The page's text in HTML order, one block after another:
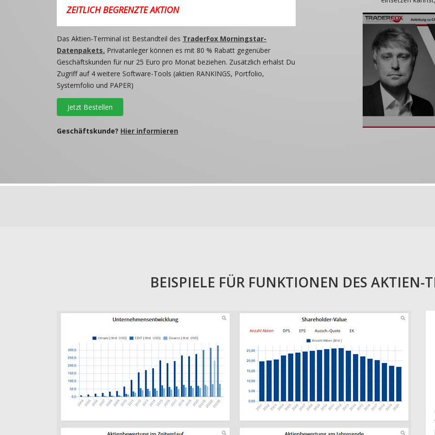
ZEITLICH BEGRENZTE AKTION
Das Aktien-Terminal ist Bestandteil des TraderFox Morningstar-
Datenpakets. Privatanleger können es mit 80 % Rabatt gegenüber
Geschäftskunden für nur 25 Euro pro Monat beziehen. Zusätzlich erhälst Du
Zugriff auf 4 weitere Software-Tools (aktien RANKINGS, Portfolio,
Systemfolio und PAPER)
Jetzt Bestellen
Geschäftskunde? Hier informieren
BEISPIELE FÜR FUNKTIONEN DES AKTIEN-